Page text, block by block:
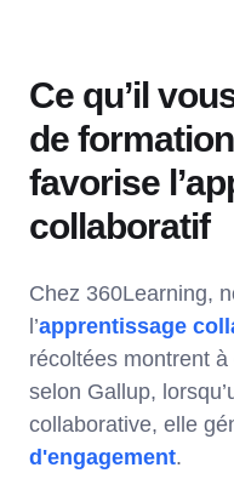
Ce qu’il
de
favorise
collaboratif
Chez 360Learning,
l’apprentissage
récoltées montrent à
selon Gallup,
collaborative, elle
d'engagement.